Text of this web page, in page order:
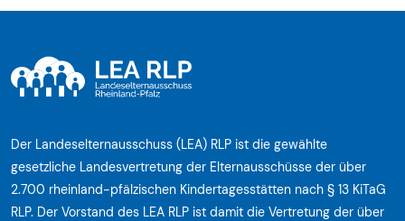
Der Landeselternausschuss (LEA) RLP ist die gewählte
gesetzliche Landesvertretung der Elternausschüsse der über
2.700 rheinland-pfälzischen Kindertagesstätten nach § 13 KiTaG
RLP. Der Vorstand des LEA RLP ist damit die Vertretung der über